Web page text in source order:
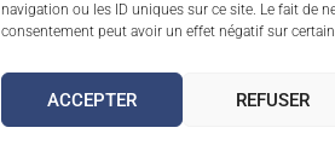
navigation ou les ID uniques sur ce site. Le fait de
consentement peut avoir un effet négatif sur
ACCEPTER REFUSER